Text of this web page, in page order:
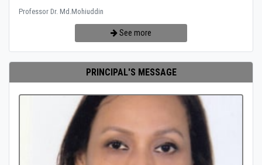
Professor Dr. Md.Mohiuddin
See more
PRINCIPAL'S MESSAGE